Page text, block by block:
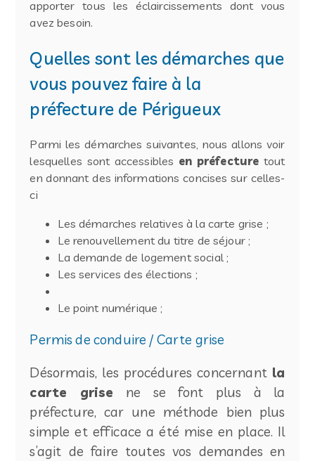
apporter tous les éclaircissements dont vous
avez besoin.
Quelles sont les démarches que
vous pouvez faire à la
préfecture de Périgueux
Parmi les démarches suivantes, nous allons voir
lesquelles sont accessibles en préfecture tout
en donnant des informations concises sur celles-
ci
Les démarches relatives à la carte grise ;
Le renouvellement du titre de séjour ;
La demande de logement social ;
Les services des élections ;
Le point numérique ;
Permis de conduire / Carte grise
Désormais, les procédures concernant la
carte grise ne se font plus à la
préfecture, car une méthode bien plus
simple et efficace a été mise en place. Il
s’agit de faire toutes vos demandes en